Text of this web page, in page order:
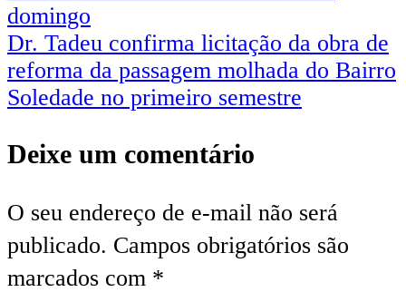
domingo
Dr. Tadeu confirma licitação da obra de
reforma da passagem molhada do Bairro
Soledade no primeiro semestre
Deixe um comentário
O seu endereço de e-mail não será
publicado. Campos obrigatórios são
marcados com *